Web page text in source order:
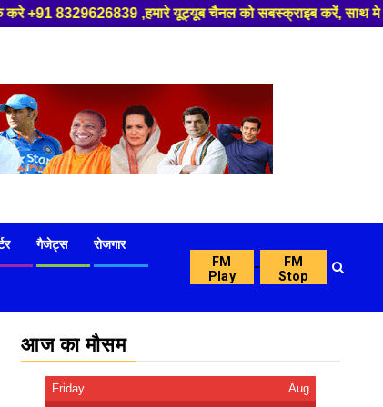
यूट्यूब चैनल को सबस्क्राइब करें, साथ मे हमारे फेसबुक को लाइक जरूर
गैजेट्स रोजगार
FM
Play
-
FM
Stop
आज का मौसम
Friday Aug